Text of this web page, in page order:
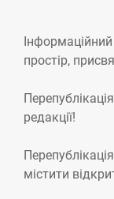
простір,
редакції!
містити